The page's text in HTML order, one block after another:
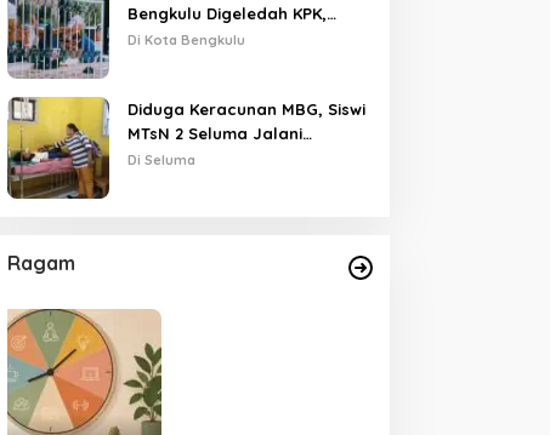
Bengkulu Digeledah KPK,
Dikawal Polisi Bersenjata
Di Kota Bengkulu
Diduga Keracunan MBG, Siswi
MTsN 2 Seluma Jalani
Perawatan Intensif di RSUD
Di Seluma
Ragam